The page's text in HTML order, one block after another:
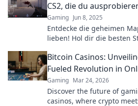
CS2, die du
Gaming Jun 8, 2025
Entdecke die geheimen
lieben! Hol dir die besten
Bitcoin Casinos:
Fueled Revolution in
Gaming Mar 24, 2026
Discover the future of
casinos, where crypto